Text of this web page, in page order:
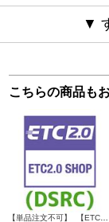
▼
こちらの商品も